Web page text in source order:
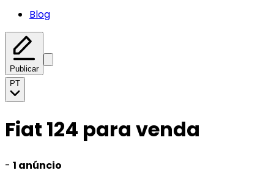
Blog
Publicar
PT
Fiat 124 para venda
- 1 anúncio